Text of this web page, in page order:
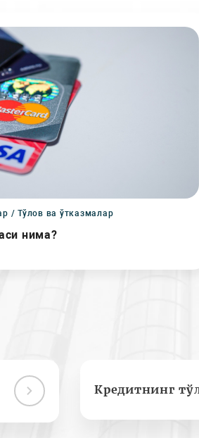
/ Тўлов ва ўтказмалар
нима?
Кредитнинг